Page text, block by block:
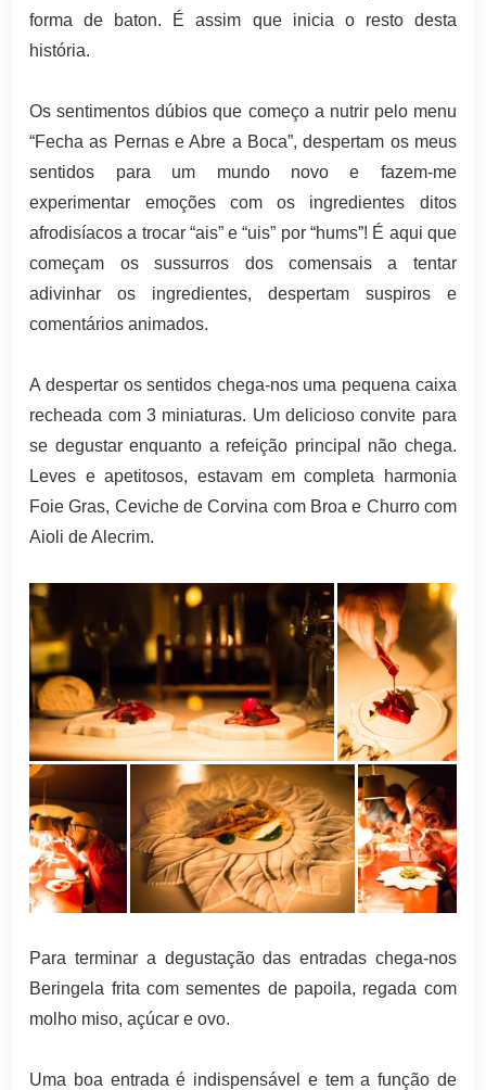
forma de baton. É assim que inicia o resto desta
história.
Os sentimentos dúbios que começo a nutrir pelo menu
“Fecha as Pernas e Abre a Boca”, despertam os meus
sentidos para um mundo novo e fazem-me
experimentar emoções com os ingredientes ditos
afrodisíacos a trocar “ais” e “uis” por “hums”! É aqui que
começam os sussurros dos comensais a tentar
adivinhar os ingredientes, despertam suspiros e
comentários animados.
A despertar os sentidos chega-nos uma pequena caixa
recheada com 3 miniaturas. Um delicioso convite para
se degustar enquanto a refeição principal não chega.
Leves e apetitosos, estavam em completa harmonia
Foie Gras, Ceviche de Corvina com Broa e Churro com
Aioli de Alecrim.
Para terminar a degustação das entradas chega-nos
Beringela frita com sementes de papoila, regada com
molho miso, açúcar e ovo.
Uma boa entrada é indispensável e tem a função de